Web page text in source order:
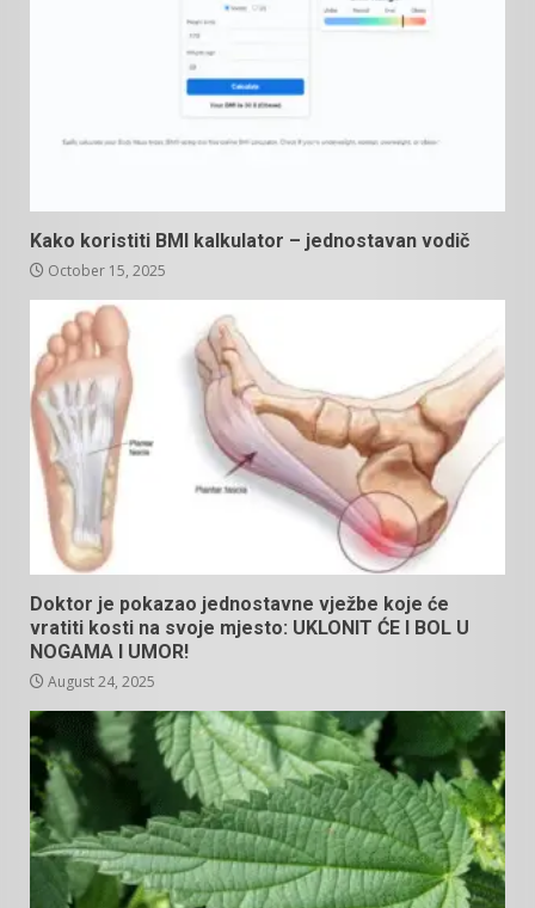
Kako koristiti BMI kalkulator – jednostavan vodič
October 15, 2025
Doktor je pokazao jednostavne vježbe koje će
vratiti kosti na svoje mjesto: UKLONIT ĆE I BOL U
NOGAMA I UMOR!
August 24, 2025